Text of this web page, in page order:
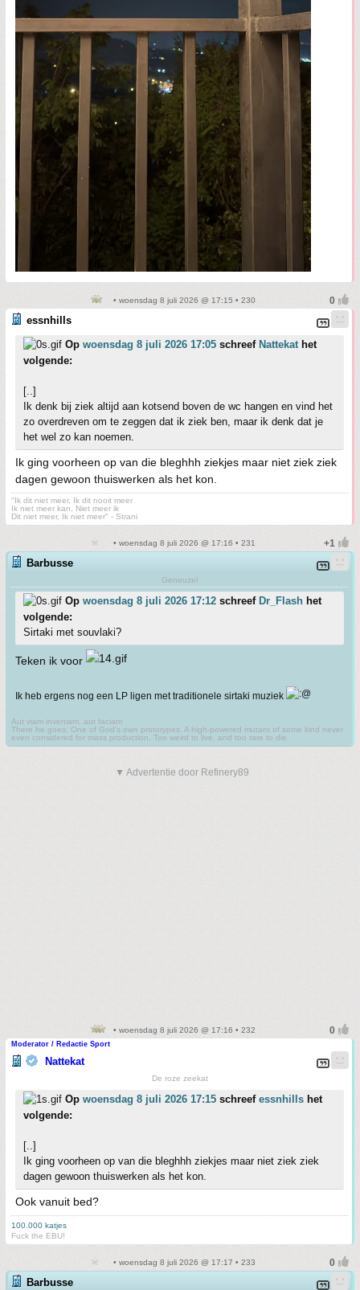
• woensdag 8 juli 2026 @ 17:15 • 230
essnhills
Op woensdag 8 juli 2026 17:05 schreef Nattekathet
volgende:
[..]
Ik denk bij ziek altijd aan kotsend boven de wc hangen en vind het
zo overdreven om te zeggen dat ik ziek ben, maar ik denk dat je
het wel zo kan noemen.
Ik ging voorheen op van die bleghhh ziekjes maar niet ziek ziek
dagen gewoon thuiswerken als het kon.
"Ik dit niet meer, Ik dit nooit meer
Ik niet meer kan, Niet meer ik
Dit niet meer, Ik niet meer" - Strani
• woensdag 8 juli 2026 @ 17:16 • 231
Barbusse
Geneuzel
Op woensdag 8 juli 2026 17:12 schreef Dr_Flash het
volgende:
Sirtaki met souvlaki?
Teken ik voor
Ik heb ergens nog een LP ligen met traditionele sirtaki muziek
Aut viam inveniam, aut faciam
There he goes. One of God's own prototypes. A high-powered mutant of some kind never
even considered for mass production. Too weird to live, and too rare to die.
▼ Advertentie door Refinery89
• woensdag 8 juli 2026 @ 17:16 • 232
Moderator / Redactie Sport
Nattekat
De roze zeekat
Op woensdag 8 juli 2026 17:15 schreef essnhills het
volgende:
[..]
Ik ging voorheen op van die bleghhh ziekjes maar niet ziek ziek
dagen gewoon thuiswerken als het kon.
Ook vanuit bed?
100.000 katjes
Fuck the EBU!
• woensdag 8 juli 2026 @ 17:17 • 233
Barbusse